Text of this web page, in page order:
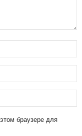
браузере для